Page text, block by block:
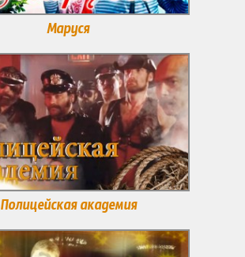
Маруся
Полицейская академия